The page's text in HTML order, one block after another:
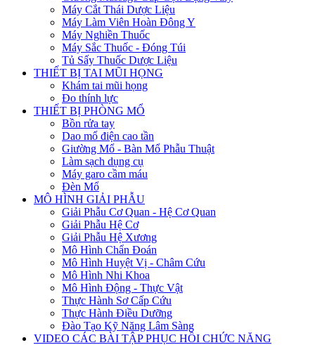
Máy Cắt Thái Dược Liệu
Máy Làm Viên Hoàn Đông Y
Máy Nghiền Thuốc
Máy Sắc Thuốc - Đóng Túi
Tủ Sấy Thuốc Dược Liệu
THIẾT BỊ TAI MŨI HỌNG
Khám tai mũi họng
Đo thính lực
THIẾT BỊ PHÒNG MỔ
Bồn rửa tay
Dao mổ điện cao tần
Giường Mổ - Bàn Mổ Phẫu Thuật
Làm sạch dụng cụ
Máy garo cầm máu
Đèn Mổ
MÔ HÌNH GIẢI PHẪU
Giải Phẫu Cơ Quan - Hệ Cơ Quan
Giải Phẫu Hệ Cơ
Giải Phẫu Hệ Xương
Mô Hình Chẩn Đoán
Mô Hình Huyệt Vị - Châm Cứu
Mô Hình Nhi Khoa
Mô Hình Động - Thực Vật
Thực Hành Sơ Cấp Cứu
Thực Hành Điều Dưỡng
Đào Tạo Kỹ Năng Lâm Sàng
VIDEO CÁC BÀI TẬP PHỤC HỒI CHỨC NĂNG